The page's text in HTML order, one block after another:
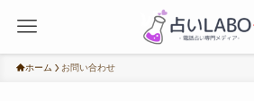
ホーム お問い合わせ